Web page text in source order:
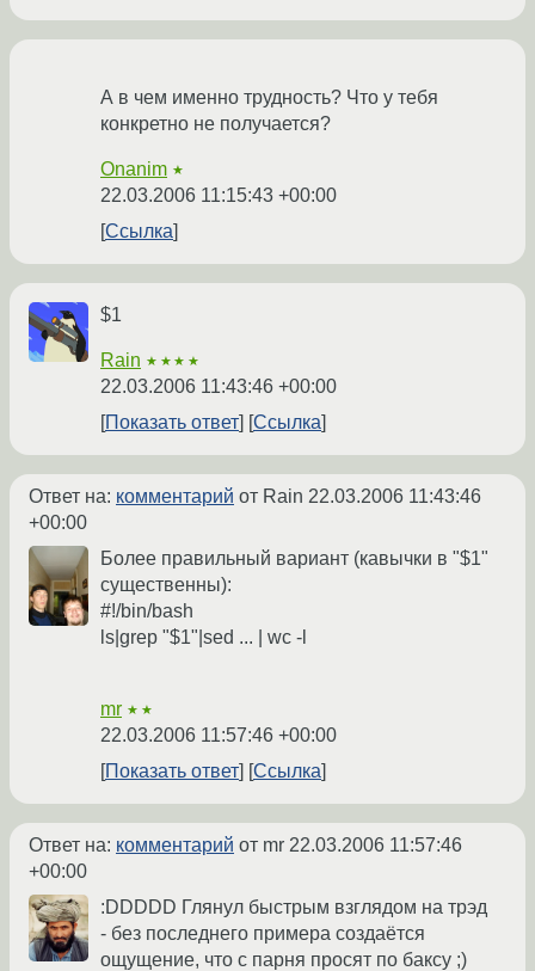
А в чем именно трудность? Что у тебя
конкретно не получается?
Onanim ★
22.03.2006 11:15:43 +00:00
Ссылка
$1
Rain ★★★★
22.03.2006 11:43:46 +00:00
Показать ответ
Ссылка
Ответ на: комментарий от Rain 22.03.2006 11:43:46
+00:00
Более правильный вариант (кавычки в "$1"
существенны):
#!/bin/bash
ls|grep "$1"|sed ... | wc -l
mr ★★
22.03.2006 11:57:46 +00:00
Показать ответ
Ссылка
Ответ на: комментарий от mr 22.03.2006 11:57:46
+00:00
:DDDDD Глянул быстрым взглядом на трэд
- без последнего примера создаётся
ощущение, что с парня просят по баксу ;)